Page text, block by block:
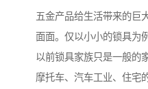
五金产品给生活带来的巨
面面。仅以小小的锁具为
以前锁具家族只是一般的
摩托车、汽车工业、住宅